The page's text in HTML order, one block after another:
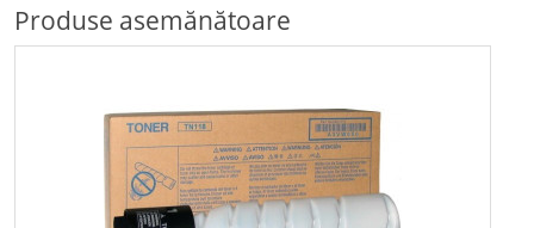
Produse asemănătoare